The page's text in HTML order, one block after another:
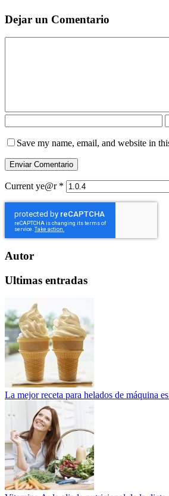
Dejar un Comentario
Save my name, email, and website in
Current ye@r *
Autor
Ultimas entradas
La mejor receta para helados de máquina